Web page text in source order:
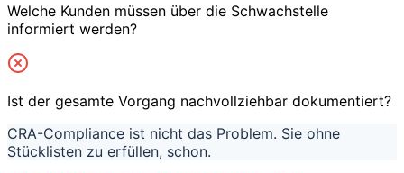
Welche Kunden müssen über die Schwachstelle
informiert werden?
Ist der gesamte Vorgang nachvollziehbar dokumentiert?
CRA-Compliance ist nicht das Problem. Sie ohne
Stücklisten zu erfüllen, schon.